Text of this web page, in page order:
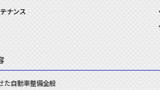
ナンス
た自動車整備全般